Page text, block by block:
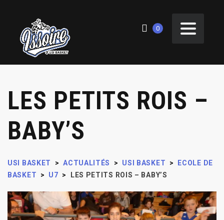
0
LES PETITS ROIS –
BABY’S
USI BASKET > ACTUALITÉS > USI BASKET >
ECOLE DE
BASKET
> U7 > LES PETITS ROIS – BABY’S